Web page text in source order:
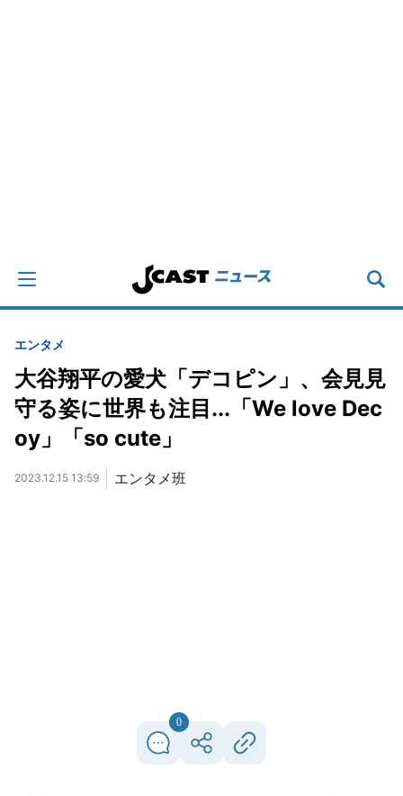
エンタメ
大谷翔平の愛犬「デコピン」、会見見
守る姿に世界も注目...「We love Dec
oy」「so cute」
2023.12.15 13:59 エンタメ班
0